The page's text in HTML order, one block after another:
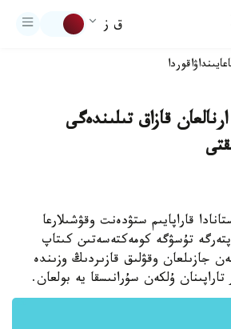
ق ز
اقوردا
قازاق تىلىندەگى
قاراپايىم ستۋدەنت وقۋشىلارعا
تۇسۋگە كومەكتەسەتىن كىتاپ
جازىلعان وقۋلىق قازىردىڭ وزىندە
تاراپىنان ۇلكەن سۇرانىسقا يە بولعان.